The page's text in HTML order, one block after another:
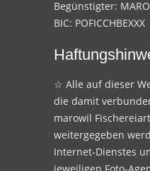
Begünstigter:
BIC: POFICCHBEXXX
☆ Alle auf dieser
die damit
marowil
weitergegeben
Internet-Dienstes